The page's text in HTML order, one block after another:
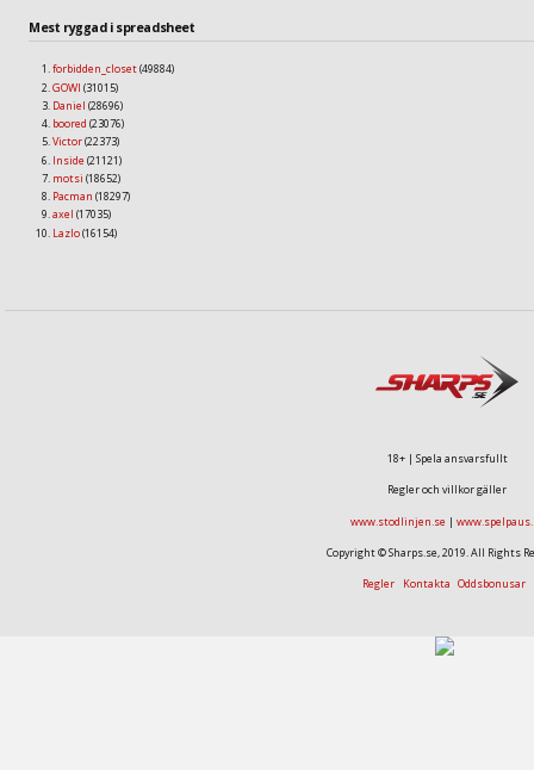
Mest ryggad i spreadsheet
forbidden_closet(49884)
GOWI (31015)
Daniel (28696)
boored (23076)
Victor(22373)
Inside (21121)
motsi (18652)
Pacman (18297)
axel (17035)
Lazlo(16154)
18+ | Spela ansvarsfullt
Regler och villkor gäller
www.stodlinjen.se |
Copyright © Sharps.se, 2019. All Rights
Regler Kontakta Oddsbonusar